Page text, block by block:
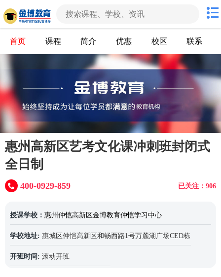
首页 课程 简介 优惠 校区 联系
惠州高新区艺考文化课冲刺班封闭式
全日制
已关注：906
400-0929-859
授课学校： 惠州仲恺高新区金博教育仲恺学习中心
学校地址: 惠城区仲恺高新区和畅西路1号万麓湖广场CED栋
开班时间: 滚动开班